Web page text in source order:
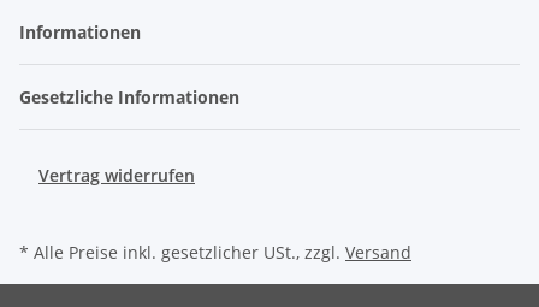
Informationen
Gesetzliche Informationen
Vertrag widerrufen
* Alle Preise inkl. gesetzlicher USt., zzgl. Versand